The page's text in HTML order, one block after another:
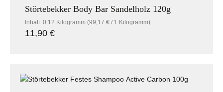
Störtebekker Body Bar Sandelholz 120g
Inhalt:0.12 Kilogramm(99,17 € / 1 Kilogramm)
Regulärer Preis:
11,90 €